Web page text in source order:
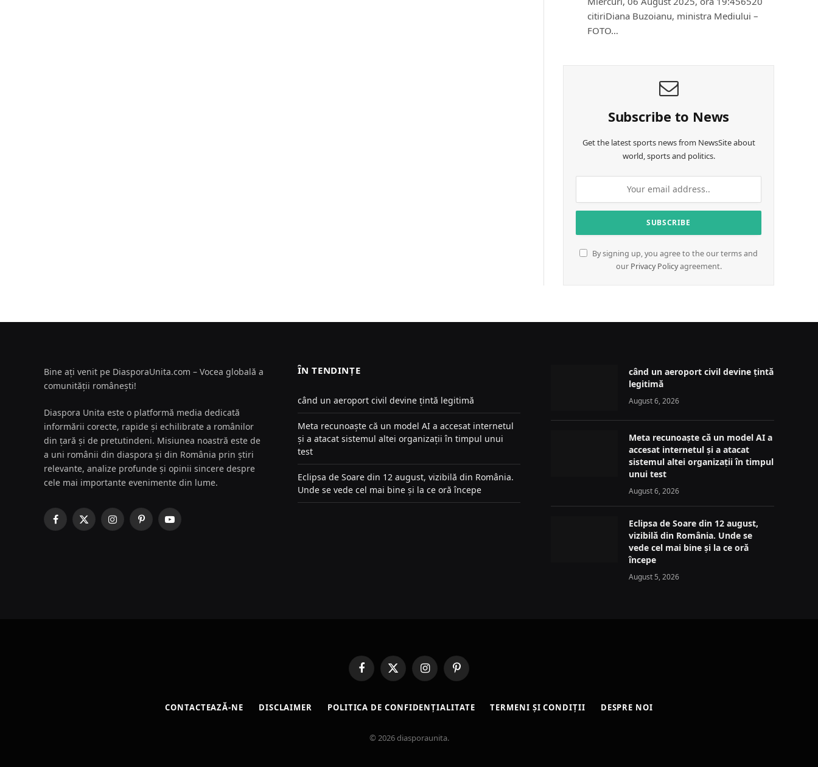
citiriDiana Buzoianu, ministra Mediului –
FOTO…
Subscribe to News
Get the latest sports news from NewsSite about
world, sports and politics.
By signing up, you agree to the our terms and
our Privacy Policyagreement.
Bine ați venit pe DiasporaUnita.com – Vocea globală a
comunității românești!
Diaspora Unita este o platformă media dedicată
informării corecte, rapide și echilibrate a românilor
din țară și de pretutindeni. Misiunea noastră este de
a uni românii din diaspora și din România prin știri
relevante, analize profunde și opinii sincere despre
cele mai importante evenimente din lume.
Facebook
X
InstagramPinterestYouTube
ÎN TENDINȚE
când un aeroport civil devine țintă legitimă
Meta recunoaște că un model AI a accesat internetul
și a atacat sistemul altei organizații în timpul unui
test
Eclipsa de Soare din 12 august, vizibilă din România.
Unde se vede cel mai bine și la ce oră începe
când un aeroport civil devine țintă
legitimă
August 6, 2026
Meta recunoaște că un model AI a
accesat internetul și a atacat
sistemul altei organizații în timpul
unui test
August 6, 2026
Eclipsa de Soare din 12 august,
vizibilă din România. Unde se
vede cel mai bine și la ce oră
începe
August 5, 2026
FacebookX
(Twitter)
InstagramPinterest
CONTACTEAZĂ-NE DISCLAIMER POLITICA DE CONFIDENȚIALITATE TERMENI ȘI CONDIȚII DESPRE NOI
© 2026 diasporaunita.